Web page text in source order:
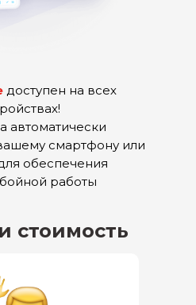
доступен на всех
автоматически
смартфону или
обеспечения
работы
стоимость